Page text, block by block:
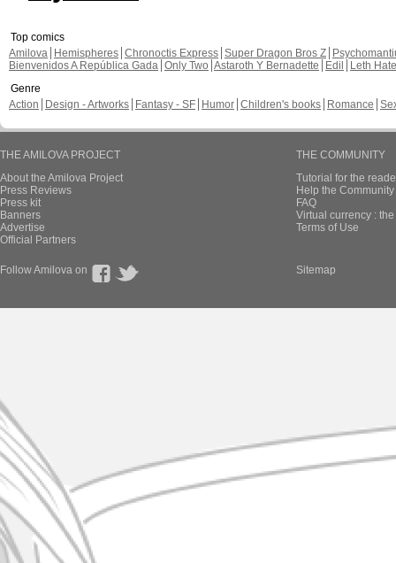
Top comics
Amilova
Hemispheres Chronoctis Express Super Dragon Bros Z
Bienvenidos A República Gada Only Two Astaroth Y Bernadette Edil
Leth Hate
Genre
Action
Design - Artworks Fantasy - SF Humor Children's books Romance
THE AMILOVA PROJECT
About the Amilova Project
Press Reviews
Press kit
Banners
Advertise
Official Partners
THE COMMUNITY
Tutorial for the
Help the
FAQ
Virtual currency :
Terms of Use
Follow Amilova on Sitemap